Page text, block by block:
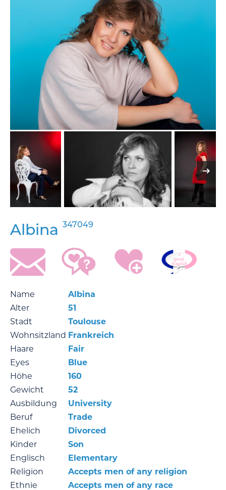
Albina 347049
Name
Albina
Alter
51
Stadt
Toulouse
Wohnsitzland Frankreich
Haare
Fair
Eyes
Blue
Höhe
160
Gewicht
52
Ausbildung
University
Beruf
Trade
Ehelich
Divorced
Kinder
Son
Englisch
Elementary
Religion
Accepts men of any religion
Ethnie
Accepts men of any race